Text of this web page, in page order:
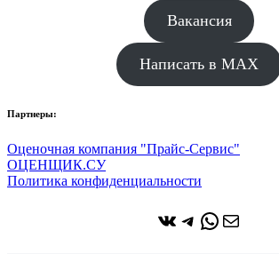
Вакансия
Написать в MAX
Партнеры:
Оценочная компания "Прайс-Сервис"
ОЦЕНЩИК.СУ
Политика конфиденциальности
ВКонтакте
Telegram
WhatsApp
Почта